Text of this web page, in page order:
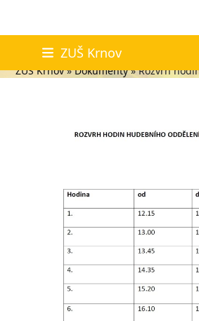
content
ZUŠ Krnov
Rozvrh hodin HO a souborů
ZUŠ Krnov»Dokumenty»Rozvrh